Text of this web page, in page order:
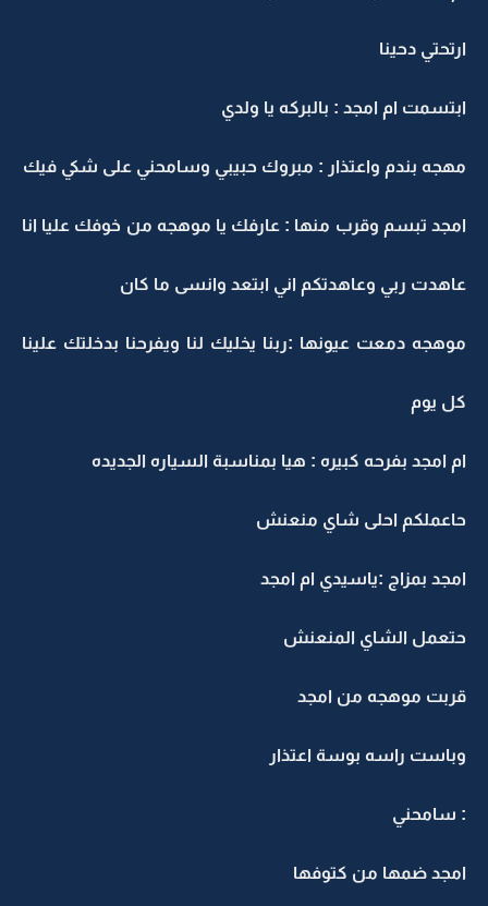
ارتحتي دحينا
ابتسمت ام امجد : بالبركه يا ولدي
مهجه بندم واعتذار : مبروك حبيبي وسامحني على شكي فيك
امجد تبسم وقرب منها : عارفك يا موهجه من خوفك عليا انا
عاهدت ربي وعاهدتكم اني ابتعد وانسى ما كان
موهجه دمعت عيونها :ربنا يخليك لنا ويفرحنا بدخلتك علينا
كل يوم
ام امجد بفرحه كبيره : هيا بمناسبة السياره الجديده
حاعملكم احلى شاي منعنش
امجد بمزاج :ياسيدي ام امجد
حتعمل الشاي المنعنش
قربت موهجه من امجد
وباست راسه بوسة اعتذار
: سامحني
امجد ضمها من كتوفها